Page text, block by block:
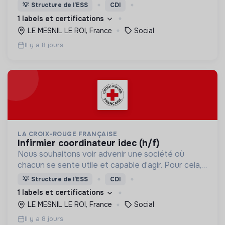
d’engagement innovants et adaptés à tous.
💡 Structure de l’ESS CDI
1 labels et certifications
LE MESNIL LE ROI, France
Social
Il y a 8 jours
LA CROIX-ROUGE FRANÇAISE
infirmier coordinateur idec (h/f)
Nous souhaitons voir advenir une société où
chacun se sente utile et capable d’agir. Pour cela,
nous proposons des moyens et des lieux
d’engagement innovants et adaptés à tous.
💡 Structure de l’ESS CDI
1 labels et certifications
LE MESNIL LE ROI, France
Social
Il y a 8 jours